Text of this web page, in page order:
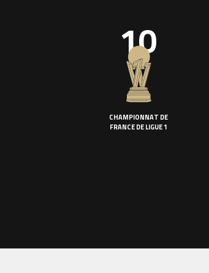
10
CHAMPIONNAT DE
FRANCE DE LIGUE 1